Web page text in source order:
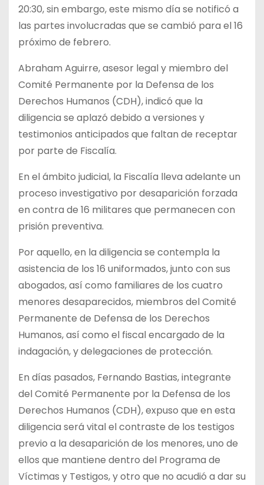
20:30, sin embargo, este mismo día se notificó a
las partes involucradas que se cambió para el 16
próximo de febrero.
Abraham Aguirre, asesor legal y miembro del
Comité Permanente por la Defensa de los
Derechos Humanos (CDH), indicó que la
diligencia se aplazó debido a versiones y
testimonios anticipados que faltan de receptar
por parte de Fiscalía.
En el ámbito judicial, la Fiscalía lleva adelante un
proceso investigativo por desaparición forzada
en contra de 16 militares que permanecen con
prisión preventiva.
Por aquello, en la diligencia se contempla la
asistencia de los 16 uniformados, junto con sus
abogados, así como familiares de los cuatro
menores desaparecidos, miembros del Comité
Permanente de Defensa de los Derechos
Humanos, así como el fiscal encargado de la
indagación, y delegaciones de protección.
En días pasados, Fernando Bastias, integrante
del Comité Permanente por la Defensa de los
Derechos Humanos (CDH), expuso que en esta
diligencia será vital el contraste de los testigos
previo a la desaparición de los menores, uno de
ellos que mantiene dentro del Programa de
Víctimas y Testigos, y otro que no acudió a dar su